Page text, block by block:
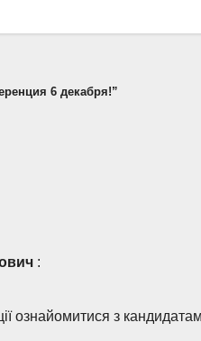
6 декабря!”
:
ознайомитися з